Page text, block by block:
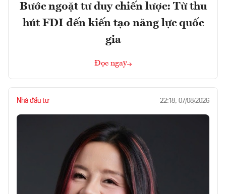
Bước ngoặt tư duy chiến lược: Từ thu
hút FDI đến kiến tạo năng lực quốc
gia
Đọc ngay
Nhà đầu tư 22:18, 07/08/2026